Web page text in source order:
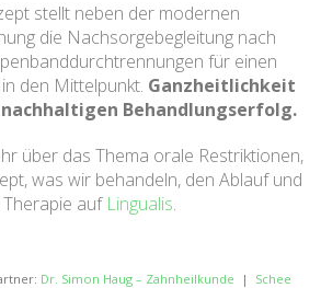
stellt neben der modernen
die Nachsorgebegleitung nach
für einen
den Mittelpunkt. Ganzheitlichkeit
Behandlungserfolg.
über das Thema orale Restriktionen,
was wir behandeln, den Ablauf und
Therapie auf Lingualis.
Dr. Simon Haug – Zahnheilkunde | Schee